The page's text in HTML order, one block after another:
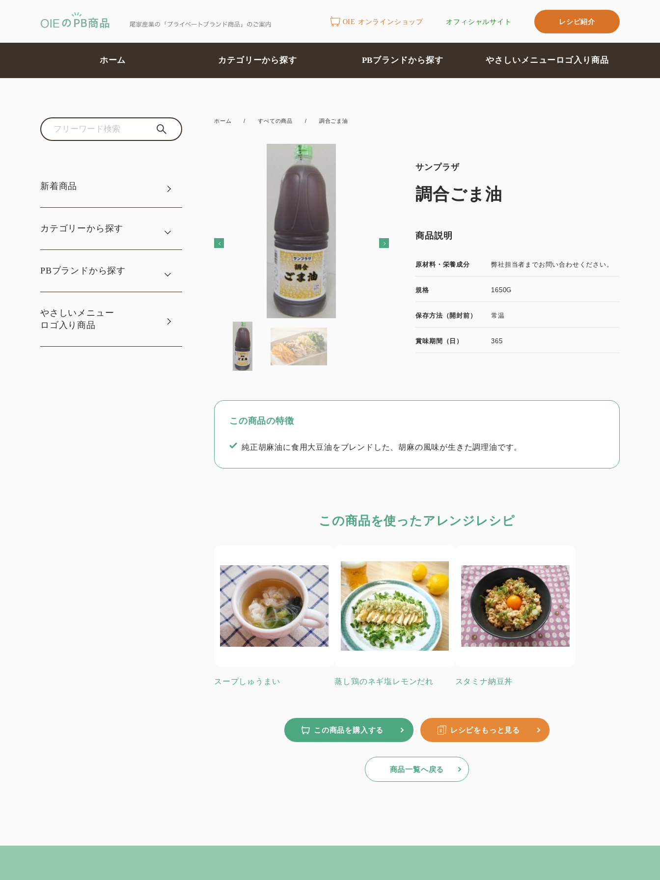
OIE オンラインショップ オフィシャルサイト レシピ紹介
ホーム カテゴリーから探す PBブランドから探す やさしいメニューロゴ入り商品
新着商品
カテゴリーから探す
PBブランドから探す
やさしいメニュー
ロゴ入り商品
ホーム / すべての商品 / 調合ごま油
サンプラザ
調合ごま油
商品説明
原材料・栄養成分 弊社担当者までお問い合わせください。
規格 1650G
保存方法（開封前） 常温
賞味期間（日） 365
この商品の特徴
純正胡麻油に食用大豆油をブレンドした、胡麻の風味が生きた調理油です。
この商品を使った アレンジレシピ
スープしゅうまい 蒸し鶏のネギ塩レモンだれ スタミナ納豆丼
この商品を購入する レシピをもっと見る
商品一覧へ戻る